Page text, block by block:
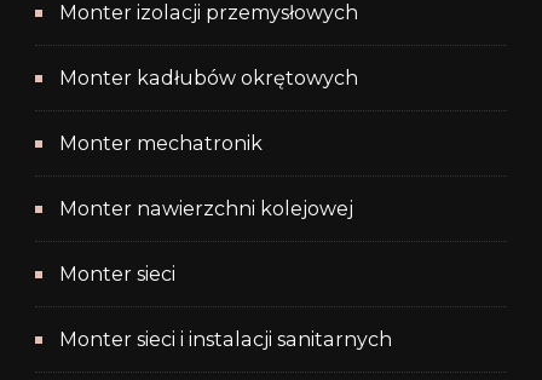
Monter izolacji przemysłowych
Monter kadłubów okrętowych
Monter mechatronik
Monter nawierzchni kolejowej
Monter sieci
Monter sieci i instalacji sanitarnych